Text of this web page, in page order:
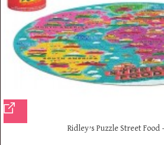
Ridley’s Puzzle Street Food